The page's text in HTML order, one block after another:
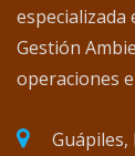
especializada
Gestión
operaciones
Guápiles,